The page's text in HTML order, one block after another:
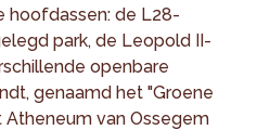
hoofdassen: de L28-
park, de Leopold II-
openbare
genaamd het "Groene
Atheneum van Ossegem